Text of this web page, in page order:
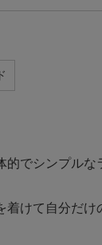
でシンプルな
けて自分だけ